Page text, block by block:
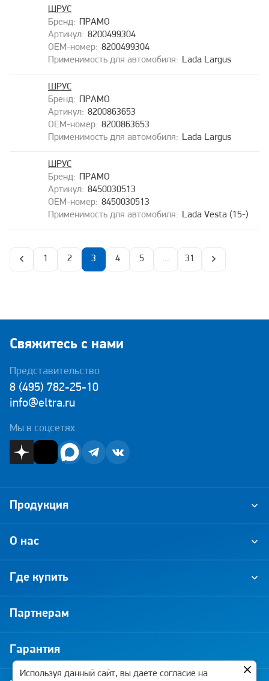
ПРАМО
8200499304
8200499304
ШРУС
Lada Largus
ПРАМО
8200863653
8200863653
ШРУС
Lada Largus
ПРАМО
8450030513
8450030513
ШРУС
Lada Vesta (15-)
1 2 3 4 5 ... 31
Свяжитесь с нами
Представительство
8 (495) 782-25-10
info@eltra.ru
Мы в соцсетях
О нас
Где купить
Партнерам
Гарантия
Продукция
Используя данный сайт, вы даете согласие на